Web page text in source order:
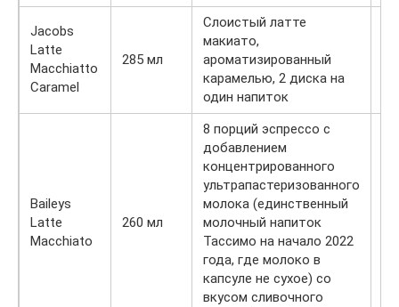
Jacobs
Latte
Macchiatto
Caramel
285 мл
Слоистый латте
макиато,
ароматизированный
карамелью, 2 диска на
один напиток
Baileys
Latte
Macchiato
260 мл
8 порций эспрессо с
добавлением
концентрированного
ультрапастеризованного
молока (единственный
молочный напиток
Тассимо на начало 2022
года, где молоко в
капсуле не сухое) со
вкусом сливочного